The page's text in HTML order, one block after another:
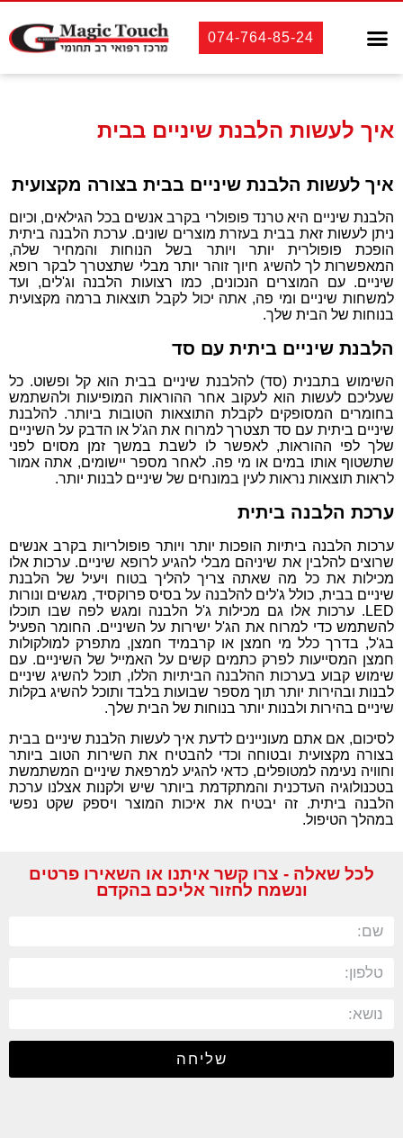
074-764-85-24
איך לעשות הלבנת שיניים בבית
איך לעשות הלבנת שיניים בבית בצורה מקצועית
הלבנת שיניים היא טרנד פופולרי בקרב אנשים בכל הגילאים, וכיום
ניתן לעשות זאת בבית בעזרת מוצרים שונים. ערכת הלבנה ביתית
הופכת פופולרית יותר ויותר בשל הנוחות והמחיר שלה,
המאפשרות לך להשיג חיוך זוהר יותר מבלי שתצטרך לבקר רופא
שיניים. עם המוצרים הנכונים, כמו רצועות הלבנה וג'לים, ועד
למשחות שיניים ומי פה, אתה יכול לקבל תוצאות ברמה מקצועית
בנוחות של הבית שלך.
הלבנת שיניים ביתית עם סד
השימוש בתבנית (סד) להלבנת שיניים בבית הוא קל ופשוט. כל
שעליכם לעשות הוא לעקוב אחר ההוראות המופיעות ולהשתמש
בחומרים המסופקים לקבלת התוצאות הטובות ביותר. להלבנת
שיניים ביתית עם סד תצטרך למרוח את הג'ל או הדבק על השיניים
שלך לפי ההוראות, לאפשר לו לשבת במשך זמן מסוים לפני
שתשטוף אותו במים או מי פה. לאחר מספר יישומים, אתה אמור
לראות תוצאות נראות לעין במונחים של שיניים לבנות יותר.
ערכת הלבנה ביתית
ערכות הלבנה ביתיות הופכות יותר ויותר פופולריות בקרב אנשים
שרוצים להלבין את שיניהם מבלי להגיע לרופא שיניים. ערכות אלו
מכילות את כל מה שאתה צריך להליך בטוח ויעיל של הלבנת
שיניים בבית, כולל ג'לים להלבנה על בסיס פרוקסיד, מגשים ונורות
LED. ערכות אלו גם מכילות ג'ל הלבנה ומגש לפה שבו תוכלו
להשתמש כדי למרוח את הג'ל ישירות על השיניים. החומר הפעיל
בג'ל, בדרך כלל מי חמצן או קרבמיד חמצן, מתפרק למולקולות
חמצן המסייעות לפרק כתמים קשים על האמייל של השיניים. עם
שימוש קבוע בערכות ההלבנה הביתיות הללו, תוכל להשיג שיניים
לבנות ובהירות יותר תוך מספר שבועות בלבד ותוכל להשיג בקלות
שיניים בהירות ולבנות יותר בנוחות של הבית שלך.
לסיכום, אם אתם מעוניינים לדעת איך לעשות הלבנת שיניים בבית
בצורה מקצועית ובטוחה וכדי להבטיח את השירות הטוב ביותר
וחוויה נעימה למטופלים, כדאי להגיע למרפאת שיניים המשתמשת
בטכנולוגיה העדכנית והמתקדמת ביותר שיש ולקנות אצלנו ערכת
הלבנה ביתית. זה יבטיח את איכות המוצר ויספק שקט נפשי
במהלך הטיפול.
לכל שאלה - צרו קשר איתנו או השאירו פרטים
ונשמח לחזור אליכם בהקדם
שליחה